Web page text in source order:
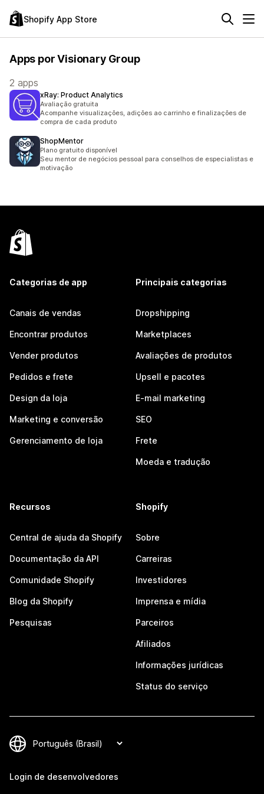
Shopify App Store
Apps por Visionary Group
2 apps
xRay: Product Analytics
Avaliação gratuita
Acompanhe visualizações, adições ao carrinho e finalizações de
compra de cada produto
ShopMentor
Plano gratuito disponível
Seu mentor de negócios pessoal para conselhos de especialistas e
motivação
Categorias de app
Canais de vendas
Encontrar produtos
Vender produtos
Pedidos e frete
Design da loja
Marketing e conversão
Gerenciamento de loja
Principais categorias
Dropshipping
Marketplaces
Avaliações de produtos
Upsell e pacotes
E-mail marketing
SEO
Frete
Moeda e tradução
Recursos
Central de ajuda da Shopify
Documentação da API
Comunidade Shopify
Blog da Shopify
Pesquisas
Shopify
Sobre
Carreiras
Investidores
Imprensa e mídia
Parceiros
Afiliados
Informações jurídicas
Status do serviço
Login de desenvolvedores